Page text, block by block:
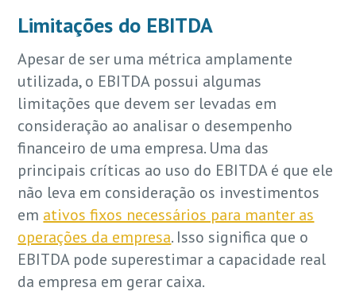
Limitações do EBITDA
Apesar de ser uma métrica amplamente
utilizada, o EBITDA possui algumas
limitações que devem ser levadas em
consideração ao analisar o desempenho
financeiro de uma empresa. Uma das
principais críticas ao uso do EBITDA é que ele
não leva em consideração os investimentos
em ativos fixos necessários para manter as
operações da empresa. Isso significa que o
EBITDA pode superestimar a capacidade real
da empresa em gerar caixa.